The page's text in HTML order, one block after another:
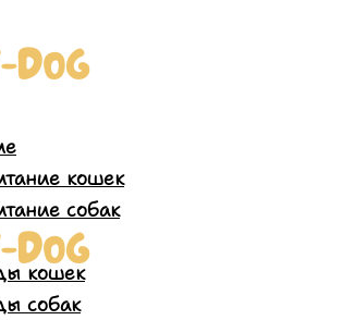
кошек
собак
кошек
собак